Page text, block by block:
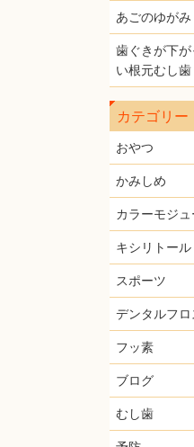
あごのゆがみ
歯ぐきが下
い根元むし歯
カテゴリー
おやつ
かみしめ
カラーモジ
キシリトール
スポーツ
デンタルフロ
フッ素
ブログ
むし歯